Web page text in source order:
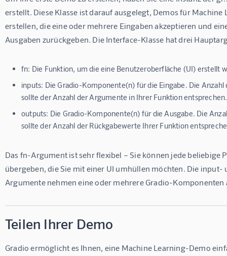
erstellt. Diese Klasse ist darauf ausgelegt, Demos für
erstellen, die eine oder mehrere Eingaben akzeptieren und
Ausgaben zurückgeben. Die Interface-Klasse hat drei
fn: Die Funktion, um die eine Benutzeroberfläche (UI) erstellt
inputs: Die Gradio-Komponente(n) für die Eingabe. Die
sollte der Anzahl der Argumente in Ihrer Funktion entsprechen.
outputs: Die Gradio-Komponente(n) für die Ausgabe. Die
sollte der Anzahl der Rückgabewerte Ihrer Funktion
Das fn-Argument ist sehr flexibel – Sie können jede beliebige
übergeben, die Sie mit einer UI umhüllen möchten. Die
Argumente nehmen eine oder mehrere Gradio-Komponenten
Teilen Ihrer Demo
Gradio ermöglicht es Ihnen, eine Machine Learning-Demo